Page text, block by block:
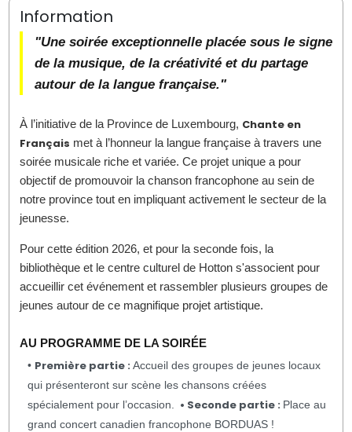
Information
"Une soirée exceptionnelle placée sous le signe
de la musique, de la créativité et du partage
autour de la langue française."
À l’initiative de la Province de Luxembourg, Chante en
Français met à l’honneur la langue française à travers une
soirée musicale riche et variée. Ce projet unique a pour
objectif de promouvoir la chanson francophone au sein de
notre province tout en impliquant activement le secteur de la
jeunesse.
Pour cette édition 2026, et pour la seconde fois, la
bibliothèque et le centre culturel de Hotton s'associent pour
accueillir cet événement et rassembler plusieurs groupes de
jeunes autour de ce magnifique projet artistique.
AU PROGRAMME DE LA SOIRÉE
• Première partie : Accueil des groupes de jeunes locaux
qui présenteront sur scène les chansons créées
spécialement pour l’occasion. • Seconde partie : Place au
grand concert canadien francophone BORDUAS !